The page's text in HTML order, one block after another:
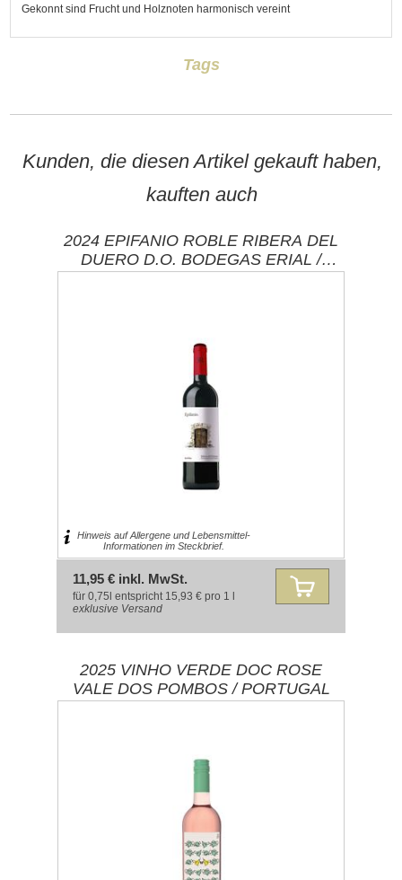
Gekonnt sind Frucht und Holznoten harmonisch vereint
Tags
Kunden, die diesen Artikel gekauft haben,
kauften auch
2024 EPIFANIO ROBLE RIBERA DEL
DUERO D.O. BODEGAS ERIAL /
PEQUERA
Hinweis auf Allergene und Lebensmittel-
Informationen im Steckbrief.
11,95 € inkl. MwSt.
für 0,75l entspricht 15,93 € pro 1 l
exklusive Versand
2025 VINHO VERDE DOC ROSE
VALE DOS POMBOS / PORTUGAL